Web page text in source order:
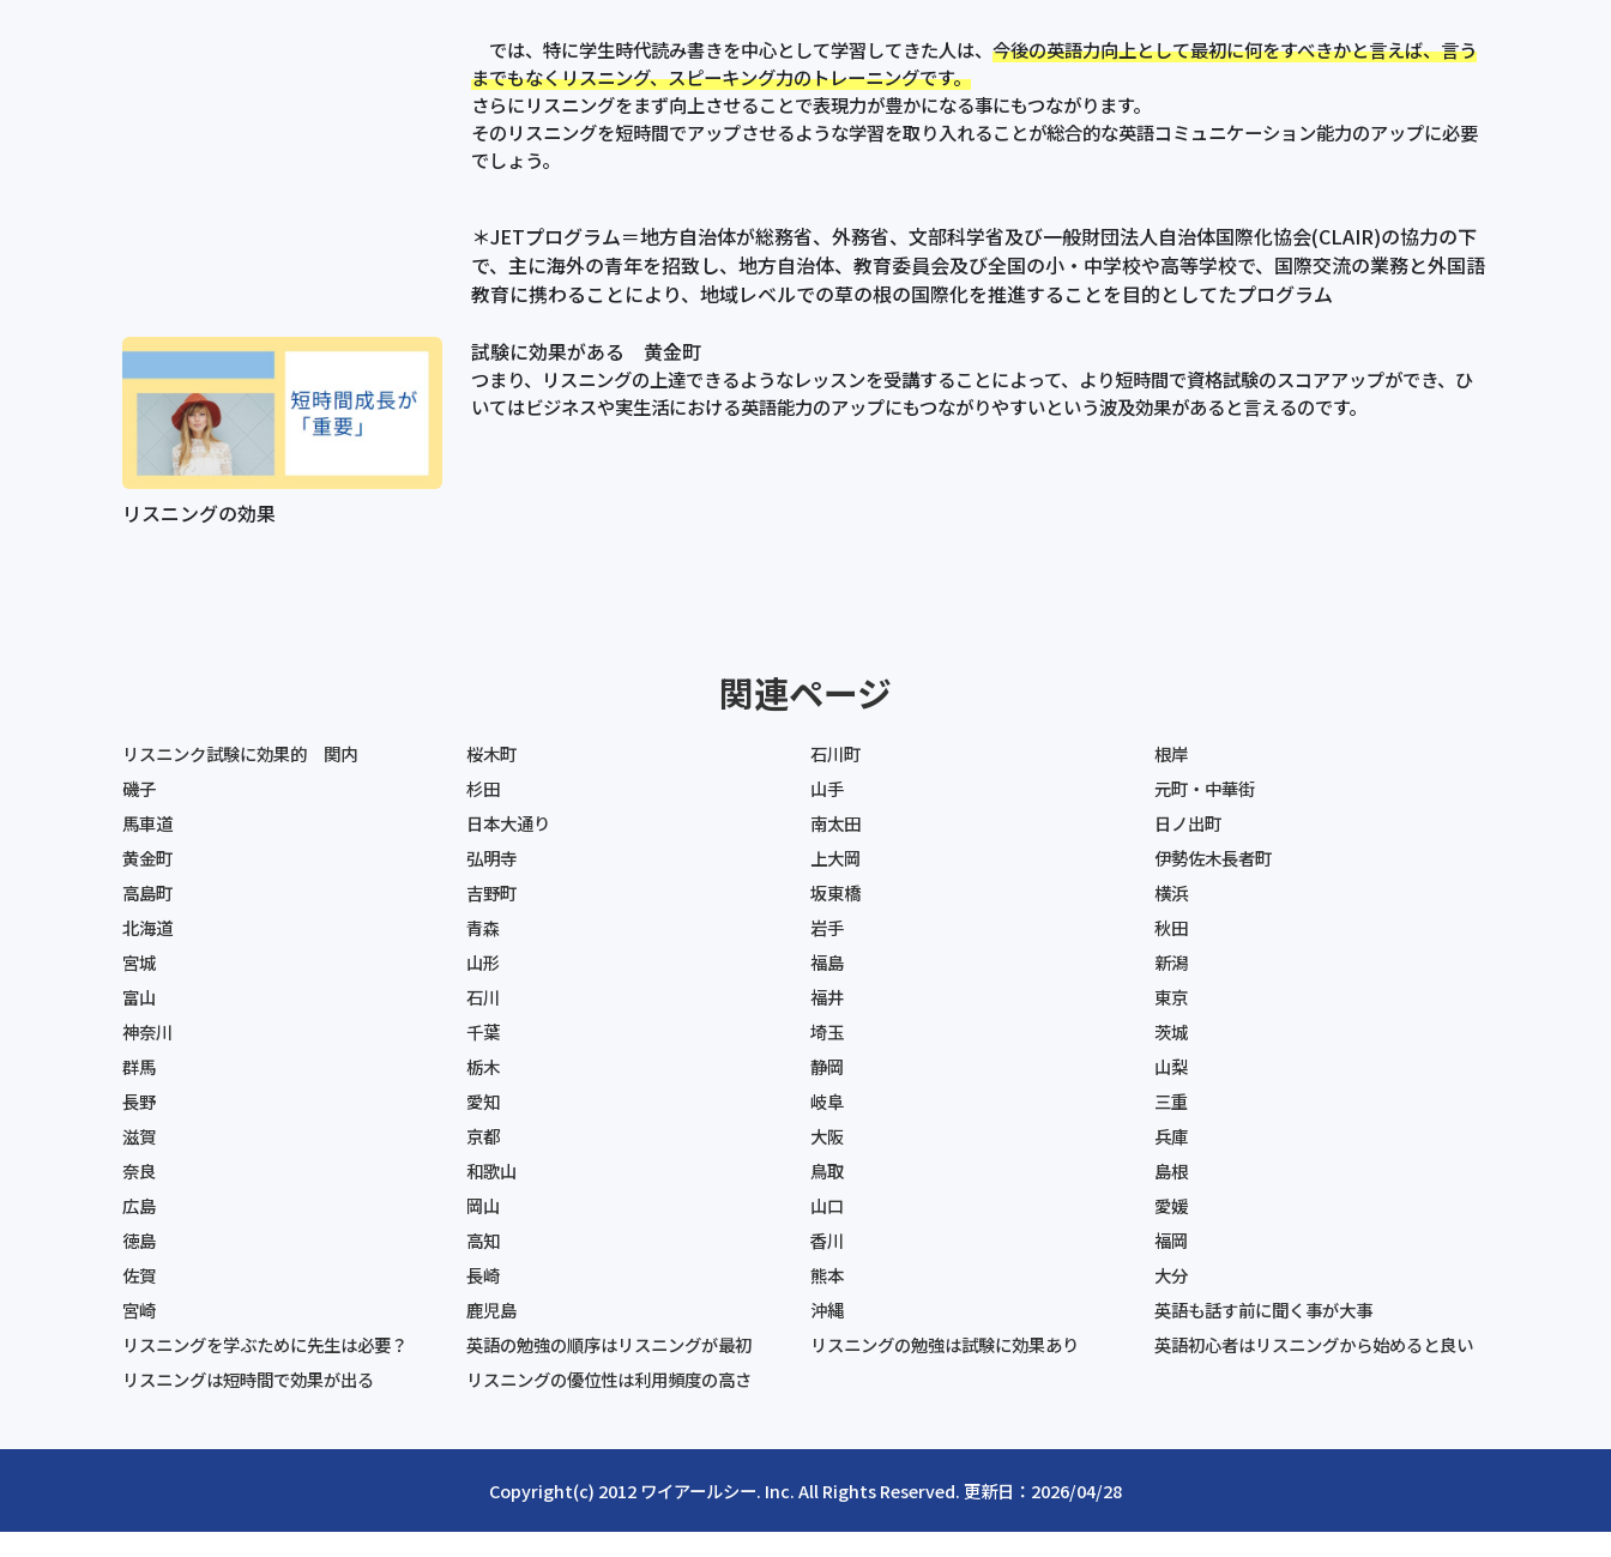
では、特に学生時代読み書きを中心として学習してきた人は、 今後の英語力向上として最初に何をすべきかと言えば、言う
までもなくリスニング、スピーキング力のトレーニングです。
さらにリスニングをまず向上させることで表現力が豊かになる事にもつながります。
そのリスニングを短時間でアップさせるような学習を取り入れることが総合的な英語コミュニケーション能力のアップに必要
でしょう。
＊JETプログラム＝地方自治体が総務省、外務省、文部科学省及び一般財団法人自治体国際化協会(CLAIR)の協力の下
で、主に海外の青年を招致し、地方自治体、教育委員会及び全国の小・中学校や高等学校で、国際交流の業務と外国語
教育に携わることにより、地域レベルでの草の根の国際化を推進することを目的としてたプログラム
リスニングの効果
試験に効果がある 黄金町
つまり、リスニングの上達できるようなレッスンを受講することによって、より短時間で資格試験のスコアアップができ、ひ
いてはビジネスや実生活における英語能力のアップにもつながりやすいという波及効果があると言えるのです。
関連ページ
リスニンク試験に効果的 関内 桜木町 石川町
根岸
磯子
杉田 山手
元町・中華街
馬車道
日本大通り 南太田
日ノ出町
黄金町
弘明寺 上大岡
伊勢佐木長者町
高島町
吉野町 坂東橋
横浜
北海道
青森 岩手
秋田
宮城
山形 福島
新潟
富山
石川 福井
東京
神奈川
千葉 埼玉
茨城
群馬
栃木 静岡
山梨
長野
愛知 岐阜
三重
滋賀
京都 大阪
兵庫
奈良
和歌山 鳥取
島根
広島
岡山 山口
愛媛
徳島
高知 香川
福岡
佐賀
長崎 熊本
大分
宮崎
鹿児島 沖縄
英語も話す前に聞く事が大事
リスニングを学ぶために先生は必要？
英語の勉強の順序はリスニングが最初 リスニングの勉強は試験に効果あり
英語初心者はリスニングから始めると良い
リスニングは短時間で効果が出る
リスニングの優位性は利用頻度の高さ
Copyright(c) 2012 ワイアールシー. Inc. All Rights Reserved. 更新日：2026/04/28